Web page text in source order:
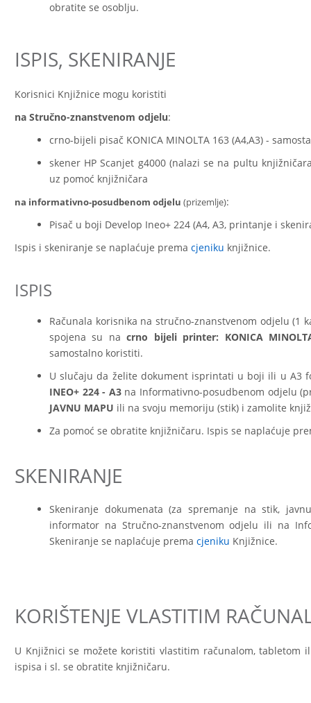
obratite se osoblju.
ISPIS, SKENIRANJE
Korisnici Knjižnice mogu koristiti
na Stručno-znanstvenom odjelu:
crno-bijeli pisač KONICA MINOLTA 163 (A4,A3) -
skener HP Scanjet g4000 (nalazi se na pultu
uz pomoć knjižničara
na informativno-posudbenom odjelu (prizemlje):
Pisač u boji Develop Ineo+ 224 (A4, A3, printanje i
Ispis i skeniranje se naplaćuje prema cjeniku knjižnice.
ISPIS
Računala korisnika na stručno-znanstvenom odjelu (1
spojena su nacrno bijeli printer: KONICA
samostalno koristiti.
U slučaju da želite dokument isprintati u boji ili u A3
INEO+ 224 - A3 na Informativno-posudbenom odjelu
JAVNU MAPU ili na svoju memoriju (stik) i zamolite
Za pomoć se obratite knjižničaru. Ispis se naplaćuje
SKENIRANJE
Skeniranje dokumenata (za spremanje na stik,
informator na Stručno-znanstvenom odjelu ili na
Skeniranje se naplaćuje prema cjeniku Knjižnice.
KORIŠTENJE VLASTITIM
U Knjižnici se možete koristiti vlastitim računalom, tabletom
ispisa i sl. se obratite knjižničaru.